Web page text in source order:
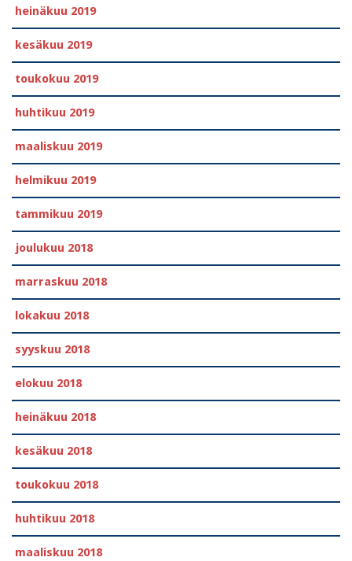
heinäkuu 2019
kesäkuu 2019
toukokuu 2019
huhtikuu 2019
maaliskuu 2019
helmikuu 2019
tammikuu 2019
joulukuu 2018
marraskuu 2018
lokakuu 2018
syyskuu 2018
elokuu 2018
heinäkuu 2018
kesäkuu 2018
toukokuu 2018
huhtikuu 2018
maaliskuu 2018